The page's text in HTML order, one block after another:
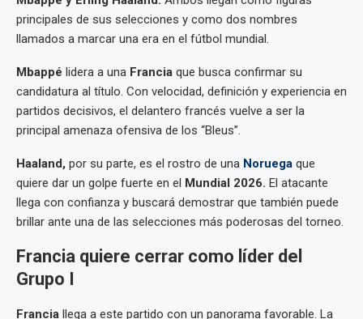
principales de sus selecciones y como dos nombres
llamados a marcar una era en el fútbol mundial.
Mbappé lidera a una Francia que busca confirmar su
candidatura al título. Con velocidad, definición y experiencia en
partidos decisivos, el delantero francés vuelve a ser la
principal amenaza ofensiva de los “Bleus”.
Haaland, por su parte, es el rostro de una Noruega que
quiere dar un golpe fuerte en el
Mundial 2026. El atacante
llega con confianza y buscará demostrar que también puede
brillar ante una de las selecciones más poderosas del torneo.
Francia quiere cerrar como líder del
Grupo I
Francia llega a este partido con un panorama favorable. La